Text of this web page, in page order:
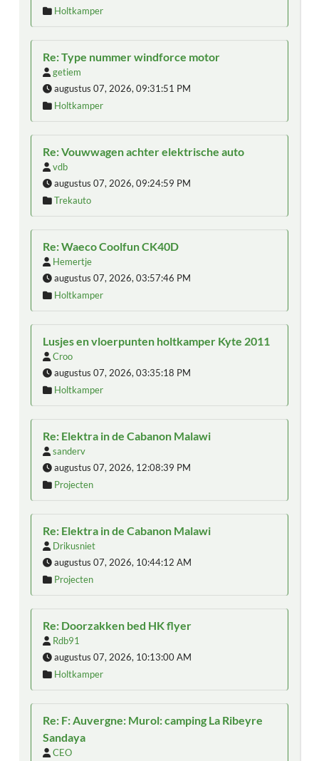
Holtkamper
Re: Type nummer windforce motor
getiem
augustus 07, 2026, 09:31:51 PM
Holtkamper
Re: Vouwwagen achter elektrische auto
vdb
augustus 07, 2026, 09:24:59 PM
Trekauto
Re: Waeco Coolfun CK40D
Hemertje
augustus 07, 2026, 03:57:46 PM
Holtkamper
Lusjes en vloerpunten holtkamper Kyte 2011
Croo
augustus 07, 2026, 03:35:18 PM
Holtkamper
Re: Elektra in de Cabanon Malawi
sanderv
augustus 07, 2026, 12:08:39 PM
Projecten
Re: Elektra in de Cabanon Malawi
Drikusniet
augustus 07, 2026, 10:44:12 AM
Projecten
Re: Doorzakken bed HK flyer
Rdb91
augustus 07, 2026, 10:13:00 AM
Holtkamper
Re: F: Auvergne: Murol: camping La Ribeyre
Sandaya
CEO